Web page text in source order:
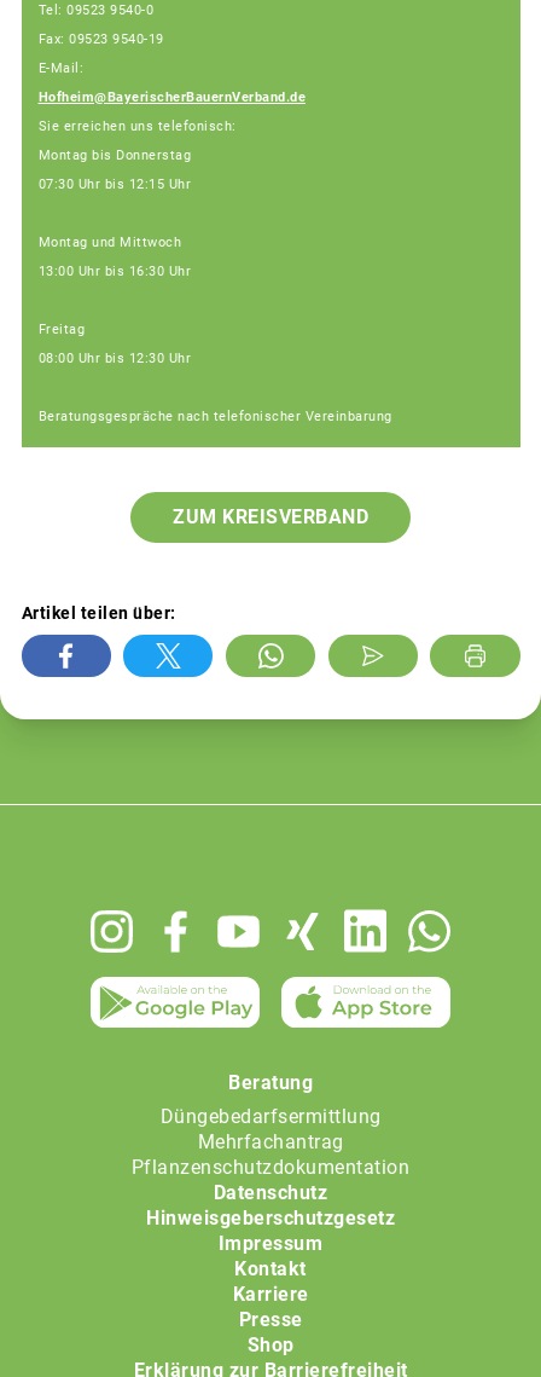
Tel: 09523 9540-0
Fax: 09523 9540-19
E-Mail:
Hofheim@BayerischerBauernVerband.de
Sie erreichen uns telefonisch:
Montag bis Donnerstag
07:30 Uhr bis 12:15 Uhr
Montag und Mittwoch
13:00 Uhr bis 16:30 Uhr
Freitag
08:00 Uhr bis 12:30 Uhr
Beratungsgespräche nach telefonischer Vereinbarung
ZUM KREISVERBAND
Artikel teilen über:
Beratung
Düngebedarfsermittlung
Mehrfachantrag
Pflanzenschutzdokumentation
Datenschutz
Hinweisgeberschutzgesetz
Impressum
Kontakt
Karriere
Presse
Shop
Erklärung zur Barrierefreiheit